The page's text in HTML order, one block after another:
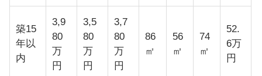
築15
年以
内
3,9
80
万
円
3,5
80
万
円
3,7
80
万
円
86
㎡
56
㎡
74
㎡
52.
6万
円